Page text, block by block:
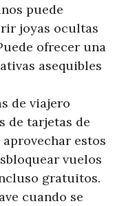
puede
joyas ocultas
ofrecer una
asequibles
de viajero
de tarjetas de
estos
vuelos
gratuitos.
cuando se